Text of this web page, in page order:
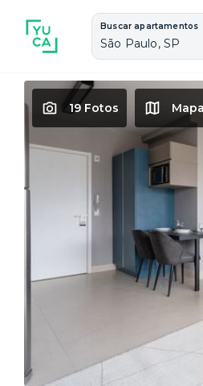
Buscar apartamentos
São Paulo, SP
19 Fotos Mapa